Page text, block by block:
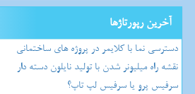
آخرین رپورتاژها
دسترسی نما با کلایمر در پروژه های ساختمانی
نقشه راه میلیونر شدن با تولید نایلون دسته دار
سرفیس پرو یا سرفیس لپ تاپ؟